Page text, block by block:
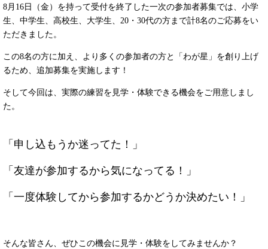
8月16日（金）を持って受付を終了した一次の参加者募集では、小学
生、中学生、高校生、大学生、20・30代の方まで計8名のご応募をい
ただきました。
この8名の方に加え、より多くの参加者の方と「わが星」を創り上げ
るため、追加募集を実施します！
そして今回は、実際の練習を見学・体験できる機会をご用意しまし
た。
「申し込もうか迷ってた！」
「友達が参加するから気になってる！」
「一度体験してから参加するかどうか決めたい！」
そんな皆さん、ぜひこの機会に見学・体験をしてみませんか？